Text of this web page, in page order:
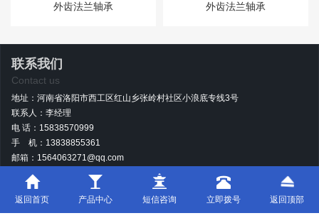
外齿法兰轴承 外齿法兰轴承
联系我们
Contact us
地址：河南省洛阳市西工区红山乡张岭村社区小浪底专线3号
联系人：李经理
电 话：15838570999
手 机：13838855361
邮箱：1564063271@qq.com
豫ICP备19032090号-1 版权所有 洛阳奥凯轴承厂技术支持：青峰网络
返回首页 产品中心 短信咨询 立即拨号 返回顶部